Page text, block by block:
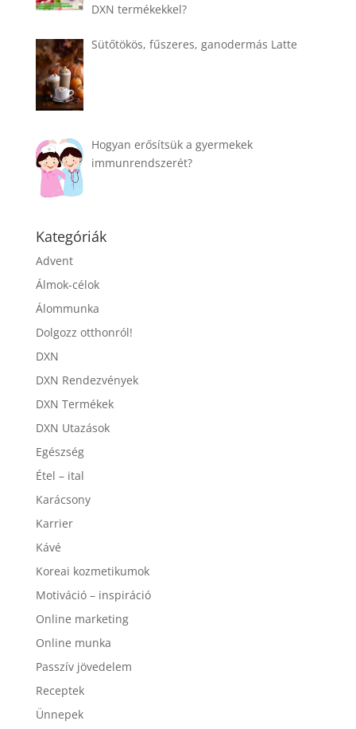
DXN termékekkel?
Sütőtökös, fűszeres, ganodermás Latte
Hogyan erősítsük a gyermekek
immunrendszerét?
Kategóriák
Advent
Álmok-célok
Álommunka
Dolgozz otthonról!
DXN
DXN Rendezvények
DXN Termékek
DXN Utazások
Egészség
Étel – ital
Karácsony
Karrier
Kávé
Koreai kozmetikumok
Motiváció – inspiráció
Online marketing
Online munka
Passzív jövedelem
Receptek
Ünnepek